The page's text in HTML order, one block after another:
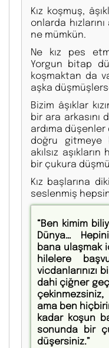
Kız koşmuş,
onlarda
ne mümkün.
Ne kız pes
Yorgun bitap
koşmaktan da
aşka
Bizim âşıklar
bir ara arkasını
ardıma
doğru gitmeye
akılsız
bir çukura
Kız başlarına
seslenmiş
“Ben kimim
Dünya…
bana ulaşmak
hilelere
vicdanlarınızı
dahi çiğner
çekinmezsiniz,
ama ben
kadar koşun
sonunda bir
düşersiniz.”